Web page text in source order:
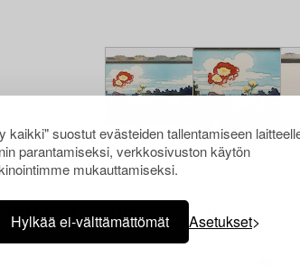
kaikki" suostut evästeiden tallentamiseen
parantamiseksi, verkkosivuston käytön
mukauttamiseksi.
Hylkää ei-välttämättömät Asetukset
katsomia kohteita